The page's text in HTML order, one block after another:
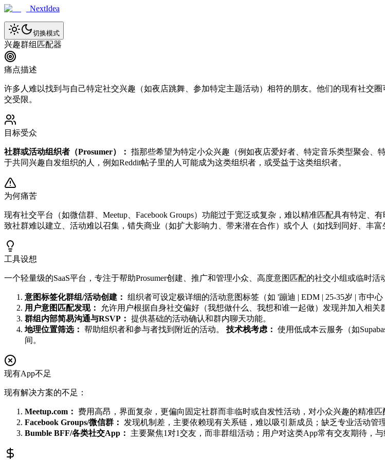
NextIdea
切换模式
兴趣群组匹配器
痛点描述
许多人难以找到与自己特定社交兴趣（如夜店跳舞、参加特定主题活动）相符的朋友。他们的现有社交
交受限。
目标受众
社群或活动组织者（Prosumer）： 指那些希望为特定小众兴趣（例如夜店爱好者、特定音乐类型聚会、
于共同兴趣自发组织的人，例如Reddit帖子里的人可能成为这类组织者，或受益于这类组织者。
为何痛苦
现有社交平台（如微信群、Meetup、Facebook Groups）功能过于宽泛或复杂，难以精准匹配具有特定
致社群难以建立、活动难以召集，错失商业（如扩大影响力、带来潜在合作）或个人（如找到同好、丰富
工具设想
一个轻量级的SaaS平台，专注于帮助Prosumer创建、推广和管理小众、高度意图匹配的社交小组或临时活
意图标签化群组/活动创建： 组织者可设定极详细的活动意图标签（如 '蹦迪 | EDM | 25-35岁 | 市中
用户意图匹配发现：
允许用户根据自身社交偏好（我想做什么、我想和谁一起做）发现并加入相关
群组内部简易沟通与RSVP： 提供基础的活动确认和群内聊天功能。
地理位置筛选： 帮助组织者和参与者找到附近的活动。 技术栈考虑： 使用低成本云服务（如
间。
现有App不足
现有解决方案的不足：
Meetup.com：
费用高昂，界面复杂，更偏向固定社群而非临时或自发性活动，对小众兴趣的精准匹
Facebook Groups/微信群：
发现机制差，主要依赖现有关系链，难以吸引新成员；缺乏专业活动管
Bumble BFF/各类社交App：
主要聚焦1对1交友，而非群组活动；用户对这类App常有交友期待，与